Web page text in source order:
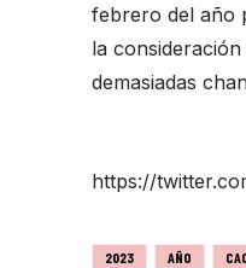
febrero del año
la
demasiadas
https://
2023 AÑO